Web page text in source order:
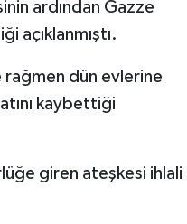
ardından Gazze
açıklanmıştı.
dün evlerine
kaybettiği
giren ateşkesi ihlali